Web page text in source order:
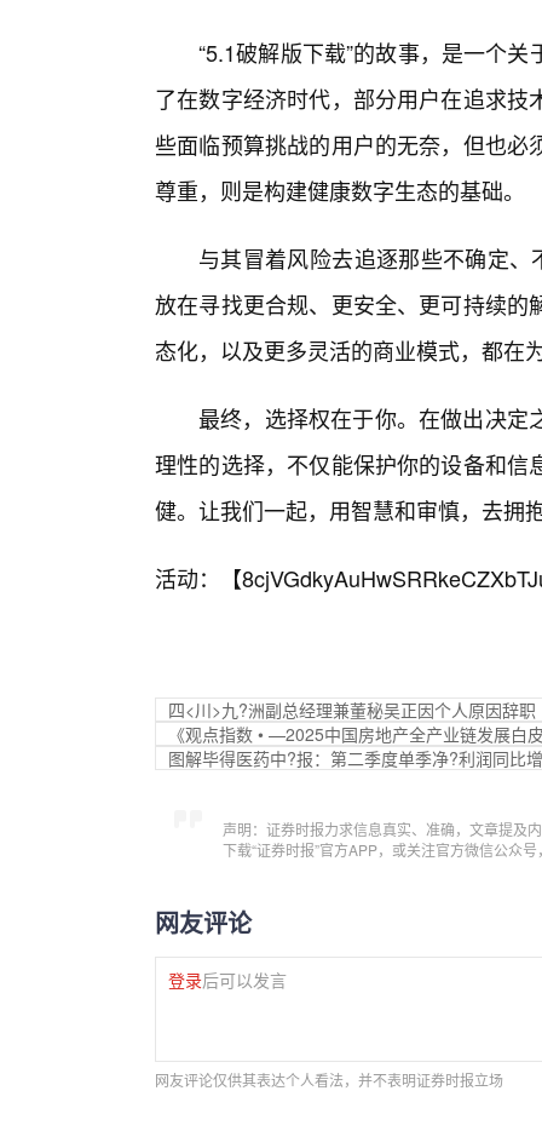
“5.1破解版下载”的故事，是一个
了在数字经济时代，部分用户在追求
些面临预算挑战的用户的无奈，但也
尊重，则是构建健康数字生态的基础。
与其冒着风险去追逐那些不确定、
放在寻找更合规、更安全、更可持续
态化，以及更多灵活的商业模式，都在
最终，选择权在于你。在做出决定
理性的选择，不仅能保护你的设备和
健。让我们一起，用智慧和审慎，去拥
活动：【
四<川>九?洲副总经理兼董秘吴正因个人原因辞职
《观点指数 • —2025中国房地产全产业链发展白
图解毕得医药中?报：第二季度单季净?利润同比
声明：证券时报力求信息真实、准确，文章提及
下载“证券时报”官方APP，或关注官方微信公众
网友评论
登录后可以发言
网友评论仅供其表达个人看法，并不表明证券时报立场